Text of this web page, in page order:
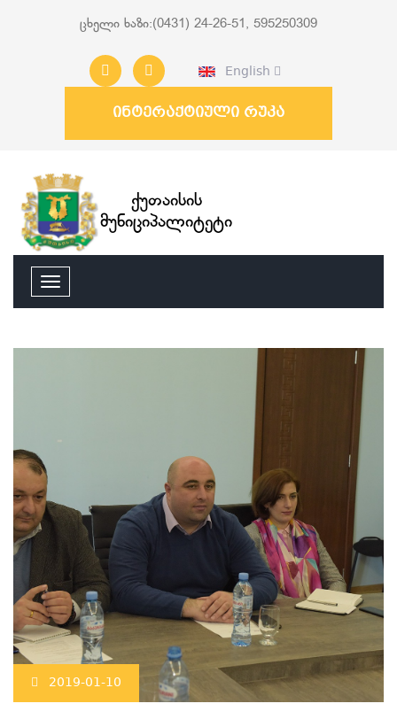
ცხელი ხაზი:(0431) 24-26-51, 595250309
English
ინტერაქტიული რუკა
ქუთაისის
მუნიციპალიტეტი
2019-01-10